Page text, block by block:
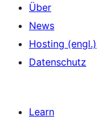
Über
News
Hosting (engl.)
Datenschutz
Learn